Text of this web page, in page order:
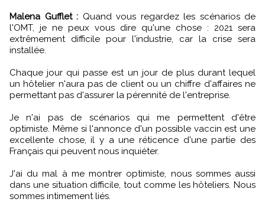
Malena Gufflet : Quand vous regardez les scénarios de
l'OMT, je ne peux vous dire qu'une chose : 2021 sera
extrêmement difficile pour l'industrie, car la crise sera
installée.
Chaque jour qui passe est un jour de plus durant lequel
un hôtelier n'aura pas de client ou un chiffre d'affaires ne
permettant pas d'assurer la pérennité de l'entreprise.
Je n'ai pas de scénarios qui me permettent d'être
optimiste. Même si l'annonce d'un possible vaccin est une
excellente chose, il y a une réticence d'une partie des
Français qui peuvent nous inquiéter.
J'ai du mal à me montrer optimiste, nous sommes aussi
dans une situation difficile, tout comme les hôteliers. Nous
sommes intimement liés.